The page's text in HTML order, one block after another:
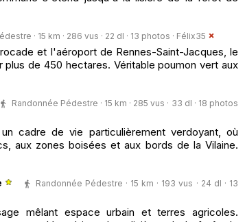
· 15 km · 286 vus · 22 dl · 13 photos · Félix35
et l'aéroport de Rennes-Saint-Jacques, le
de 450 hectares. Véritable poumon vert aux
Randonnée Pédestre · 15 km · 285 vus · 33 dl · 18 photos
cadre de vie particulièrement verdoyant, où
aux zones boisées et aux bords de la Vilaine.
Randonnée Pédestre · 15 km · 193 vus · 24 dl · 13
mêlant espace urbain et terres agricoles.